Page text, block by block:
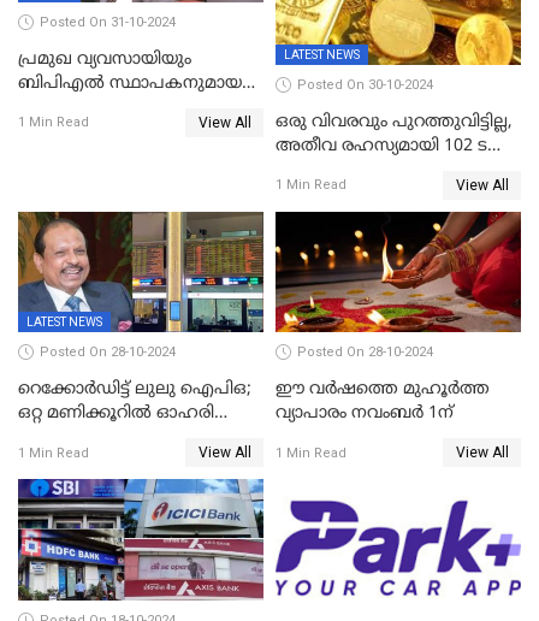
Posted On 31-10-2024
പ്രമുഖ വ്യവസായിയും
ബിപിഎല്‍ സ്ഥാപകനുമായ
1 Min Read View All
LATEST NEWS
Posted On 30-10-2024
ഒരു വിവരവും പുറത്തുവിട്ടില്ല,
അതീവ രഹസ്യമായി 102 ടൺ
ഇന്ത്യയിലേക്കെത്തിച്ചു
1 Min Read View All
LATEST NEWS
Posted On 28-10-2024
റെക്കോർഡിട്ട് ലുലു ഐപിഒ;
ഒറ്റ മണിക്കൂറിൽ ഓഹരി
നിന്നും വാങ്ങാം, ഓഹരിക്ക്
വില 2.04 ദിർഹം വരെ
1 Min Read View All
Posted On 28-10-2024
ഈ വർഷത്തെ മുഹൂർത്ത
വ്യാപാരം നവംബർ 1ന്
1 Min Read View All